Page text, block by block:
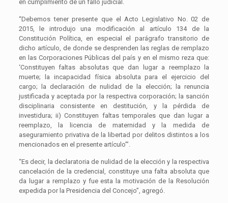
en cumplimiento de un fallo judicial.
“Debemos tener presente que el Acto Legislativo No. 02 de
2015, le introdujo una modificación al artículo 134 de la
Constitución Política, en especial el parágrafo transitorio de
dicho artículo, de donde se desprenden las reglas de remplazo
en las Corporaciones Públicas del país y en el mismo reza que:
‘Constituyen faltas absolutas que dan lugar a reemplazo la
muerte; la incapacidad física absoluta para el ejercicio del
cargo; la declaración de nulidad de la elección; la renuncia
justificada y aceptada por la respectiva corporación; la sanción
disciplinaria consistente en destitución, y la pérdida de
investidura; ii) Constituyen faltas temporales que dan lugar a
reemplazo, la licencia de maternidad y la medida de
aseguramiento privativa de la libertad por delitos distintos a los
mencionados en el presente artículo’”.
“Es decir, la declaratoria de nulidad de la elección y la respectiva
cancelación de la credencial, constituye una falta absoluta que
da lugar a remplazo y fue esta la motivación de la Resolución
expedida por la Presidencia del Concejo”, agregó.